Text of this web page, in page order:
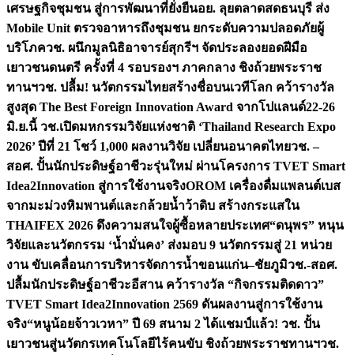
เศรษฐกิจชุมชน สู่การพัฒนาที่ยั่งยืนอย. ลุยตลาดสดธนบุรี ส่ง
Mobile Unit ตรวจอาหารถึงชุมชน ยกระดับความปลอดภัยผู้
บริโภควช. ผนึกมูลนิธิอาจารย์สุกรีฯ จัดประลองยอดฝีมือ
เยาวชนดนตรี ครั้งที่ 4 รอบรองฯ ภาคกลาง ชิงถ้วยพระราช
ทานฯวช. ปลื้ม! นวัตกรรมไทยสร้างชื่อบนเวทีโลก คว้ารางวัล
สูงสุด The Best Foreign Innovation Award จากโปแลนด์22-26
มิ.ย.นี้ วช.เปิดมหกรรมวิจัยแห่งชาติ ‘Thailand Research Expo
2026’ ปีที่ 21 โชว์ 1,000 ผลงานวิจัย เปลี่ยนอนาคตไทยวช. –
สอศ. ปั้นนักประดิษฐ์อาชีวะรุ่นใหม่ ผ่านโครงการ TVET Smart
Idea2Innovation สู่การใช้งานจริงOROM เครื่องดื่มแพลนต์เบส
จากมะม่วงหิมพานต์และกล้วยน้ำว้าดิบ สร้างกระแสใน
THAIFEX 2026 ดึงความสนใจผู้ซื้อหลายประเทศ“ดนุพร” หนุน
วิจัยและนวัตกรรม ‘น้ำมั่นคง’ ส่งมอบ 9 นวัตกรรมสู่ 21 หน่วย
งาน ขับเคลื่อนการบริหารจัดการน้ำขอนแก่น–ชัยภูมิวช.-สอศ.
ปลื้มนักประดิษฐ์อาชีวะอีสาน คว้ารางวัล “กิจกรรมติดดาว”
TVET Smart Idea2Innovation 2569 ดันผลงานสู่การใช้งาน
จริง“หนูน้อยจ้าวเวหา” ปี 69 สนาม 2 ได้แชมป์แล้ว! วช. ปั้น
เยาวชนสู่นวัตกรเทคโนโลยีไร้คนขับ ชิงถ้วยพระราชทานฯวช.